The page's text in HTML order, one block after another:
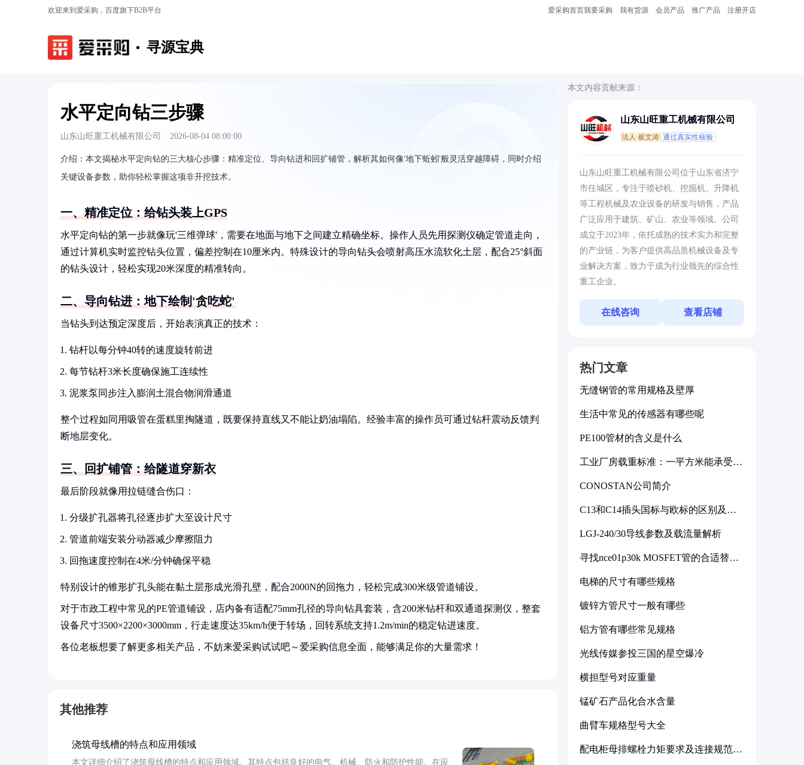
欢迎来到爱采购，百度旗下B2B平台 爱采购首页我要采购 我有货源 会员产品 推广产品 注册开店
寻源宝典
水平定向钻三步骤
山东山旺重工机械有限公司 · 2026-08-04 08:00:00
介绍： 本文揭秘水平定向钻的三大核心步骤：精准定位、导向钻进和回扩铺管，解析其如何像'地下蚯蚓'般灵活穿越障碍，同时介绍
关键设备参数，助你轻松掌握这项非开挖技术。
一、精准定位：给钻头装上GPS
水平定向钻的第一步就像玩'三维弹球'，需要在地面与地下之间建立精确坐标。操作人员先用探测仪确定管道走向，
通过计算机实时监控钻头位置，偏差控制在10厘米内。特殊设计的导向钻头会喷射高压水流软化土层，配合25°斜面
的钻头设计，轻松实现20米深度的精准转向。
二、导向钻进：地下绘制'贪吃蛇'
当钻头到达预定深度后，开始表演真正的技术：
钻杆以每分钟40转的速度旋转前进
每节钻杆3米长度确保施工连续性
泥浆泵同步注入膨润土混合物润滑通道
整个过程如同用吸管在蛋糕里掏隧道，既要保持直线又不能让奶油塌陷。经验丰富的操作员可通过钻杆震动反馈判
断地层变化。
三、回扩铺管：给隧道穿新衣
最后阶段就像用拉链缝合伤口：
分级扩孔器将孔径逐步扩大至设计尺寸
管道前端安装分动器减少摩擦阻力
回拖速度控制在4米/分钟确保平稳
特别设计的锥形扩孔头能在黏土层形成光滑孔壁，配合2000N的回拖力，轻松完成300米级管道铺设。
对于市政工程中常见的PE管道铺设，店内备有适配75mm孔径的导向钻具套装，含200米钻杆和双通道探测仪，整套
设备尺寸3500×2200×3000mm，行走速度达35km/h便于转场，回转系统支持1.2m/min的稳定钻进速度。
各位老板想要了解更多相关产品，不妨来爱采购试试吧～爱采购信息全面，能够满足你的大量需求！
其他推荐
浇筑母线槽的特点和应用领域
本文详细介绍了浇筑母线槽的特点和应用领域。其特点包括良好的电气、机械、防火和防护性能。在应
本文内容贡献来源：
山东山旺重工机械有限公司
法人:崔文涛 通过真实性核验
山东山旺重工机械有限公司位于山东省济宁
市任城区，专注于喷砂机、挖掘机、升降机
等工程机械及农业设备的研发与销售，产品
广泛应用于建筑、矿山、农业等领域。公司
成立于2023年，依托成熟的技术实力和完整
的产业链，为客户提供高品质机械设备及专
业解决方案，致力于成为行业领先的综合性
重工企业。
在线咨询 查看店铺
热门文章
无缝钢管的常用规格及壁厚
生活中常见的传感器有哪些呢
PE100管材的含义是什么
工业厂房载重标准：一平方米能承受多
CONOSTAN公司简介
C13和C14插头国标与欧标的区别及其
LGJ-240/30导线参数及载流量解析
寻找nce01p30k MOSFET管的合适替代
电梯的尺寸有哪些规格
镀锌方管尺寸一般有哪些
铝方管有哪些常见规格
光线传媒参投三国的星空爆冷
横担型号对应重量
锰矿石产品化合水含量
曲臂车规格型号大全
配电柜母排螺栓力矩要求及连接规范详